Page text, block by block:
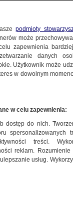
podmioty
może
zapewnienia
danych
Użytkownik może
w dowolnym
w celu zapewnienia:
dostęp do nich.
spersonalizowanych
treści.
reklam.
usług.